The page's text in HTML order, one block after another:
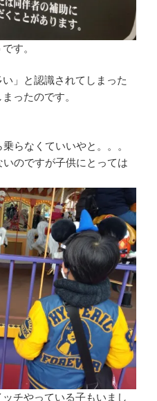
す。
」と認識されてしまった
ったのです。
らなくていいやと。。。
のですが子供にとっては
チやっている子もいまし